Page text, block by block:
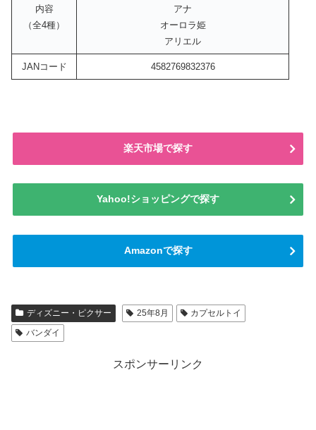
内容
（全4種）
アナ
オーロラ姫
アリエル
JANコード 4582769832376
楽天市場で探す
Yahoo!ショッピングで探す
Amazonで探す
ディズニー・ピクサー 25年8月
カプセルトイ
バンダイ
スポンサーリンク